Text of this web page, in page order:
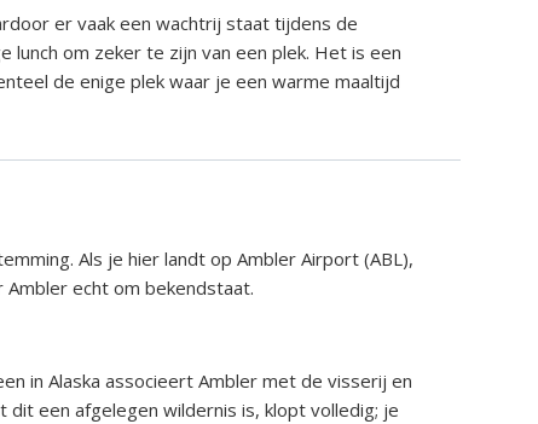
er vaak een wachtrij staat tijdens de
lunch om zeker te zijn van een plek. Het is een
de enige plek waar je een warme maaltijd
Als je hier landt op Ambler Airport (ABL),
echt om bekendstaat.
in Alaska associeert Ambler met de visserij en
een afgelegen wildernis is, klopt volledig; je